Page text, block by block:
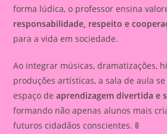
forma lúdica, o professor ensina
responsabilidade, respeito e
para a vida em sociedade.
Ao integrar músicas, dramatizações,
produções artísticas, a sala de aula
espaço deaprendizagem divertida e
formando não apenas alunos mais
futuros cidadãos conscientes. 🚦